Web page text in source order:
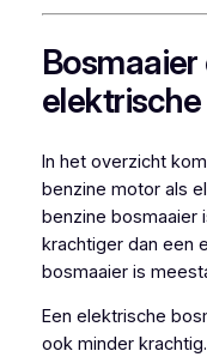
In het overzicht
benzine motor als
benzine bosmaaier
krachtiger dan een
bosmaaier is
Een elektrische
ook minder